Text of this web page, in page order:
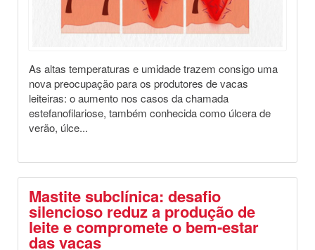
As altas temperaturas e umidade trazem consigo uma
nova preocupação para os produtores de vacas
leiteiras: o aumento nos casos da chamada
estefanofilariose, também conhecida como úlcera de
verão, úlce...
Mastite subclínica: desafio
silencioso reduz a produção de
leite e compromete o bem-estar
das vacas